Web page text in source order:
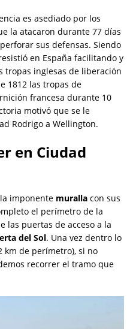
es asediado por los
la atacaron durante 77 días
sus defensas. Siendo
en España facilitando y
tropas inglesas de liberación
1812 las tropas de
francesa durante 10
motivó que se le
Rodrigo a Wellington.
en Ciudad
imponente muralla con sus
el perímetro de la
las puertas de acceso a la
del Sol. Una vez dentro lo
km de perímetro), si no
recorrer el tramo que